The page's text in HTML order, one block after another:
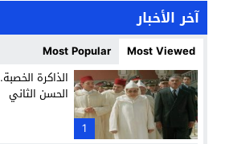
18:17 مؤسسة سجلماسة الخاصة للتعليم
إحياء مشروع الحي الحرفي عنوان
14:24 بن كيران يهاجم “البام”: “حزب
11:33 كمال محرر يقود استئنافية
11:05 حبشان وكيلاً عاماً بتارودانت:
آخر الأخبار
Most Viewed
Most Popular
1
الذاكرة
الحسن الثاني